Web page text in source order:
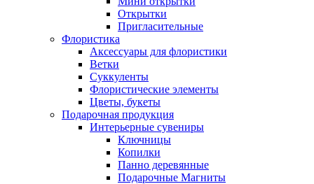
Открытки
Пригласительные
Флористика
Аксессуары для флористики
Ветки
Суккуленты
Флористические элементы
Цветы, букеты
Подарочная продукция
Интерьерные сувениры
Ключницы
Копилки
Панно деревянные
Подарочные Магниты